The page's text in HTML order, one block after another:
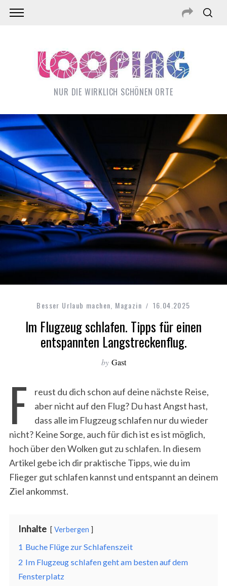
NUR DIE WIRKLICH SCHÖNEN ORTE
Besser Urlaub machen, Magazin 16.04.2025
Im Flugzeug schlafen. Tipps für einen
entspannten Langstreckenflug.
by Gast
F
reust du dich schon auf deine nächste Reise,
aber nicht auf den Flug? Du hast Angst hast,
dass alle im Flugzeug schlafen nur du wieder
nicht? Keine Sorge, auch für dich ist es ist möglich,
hoch über den Wolken gut zu schlafen. In diesem
Artikel gebe ich dir praktische Tipps, wie du im
Flieger gut schlafen kannst und entspannt an deinem
Ziel ankommst.
Inhalte Verbergen
1 Buche Flüge zur Schlafenszeit
2 Im Flugzeug schlafen geht am besten auf dem
Fensterplatz